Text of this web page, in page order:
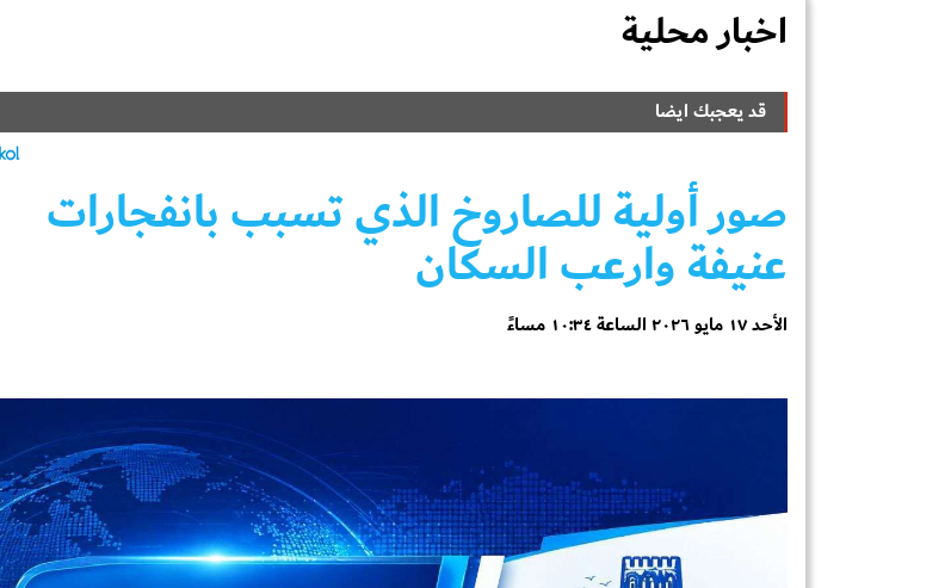
اخبار محلية
قد يعجبك ايضا
صور أولية للصاروخ الذي تسبب بانفجارات
عنيفة وارعب السكان
الأحد ١٧ مايو ٢٠٢٦ الساعة ١٠:٣٤ مساءً